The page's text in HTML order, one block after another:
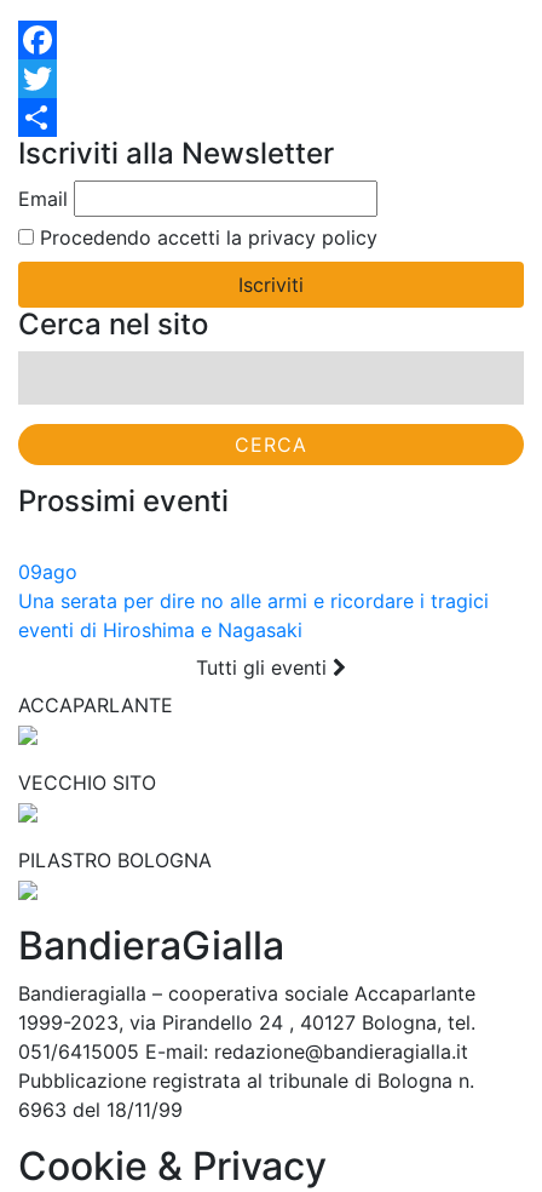
Facebook
Twitter
Condividi
Iscriviti alla Newsletter
Email
Procedendo accetti la privacy policy
Cerca nel sito
Prossimi eventi
09ago
Una serata per dire no alle armi e ricordare i tragici
eventi di Hiroshima e Nagasaki
Tutti gli eventi
ACCAPARLANTE
VECCHIO SITO
PILASTRO BOLOGNA
BandieraGialla
Bandieragialla – cooperativa sociale Accaparlante
1999-2023, via Pirandello 24 , 40127 Bologna, tel.
051/6415005 E-mail: redazione@bandieragialla.it
Pubblicazione registrata al tribunale di Bologna n.
6963 del 18/11/99
Cookie & Privacy